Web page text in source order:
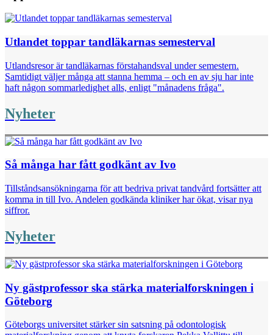
Utlandet toppar tandläkarnas semesterval
Utlandsresor är tandläkarnas förstahandsval under semestern.
Samtidigt väljer många att stanna hemma – och en av sju har inte
haft någon sommarledighet alls, enligt "månadens fråga".
Nyheter
Så många har fått godkänt av Ivo
Tillståndsansökningarna för att bedriva privat tandvård fortsätter att
komma in till Ivo. Andelen godkända kliniker har ökat, visar nya
siffror.
Nyheter
Ny gästprofessor ska stärka materialforskningen i
Göteborg
Göteborgs universitet stärker sin satsning på odontologisk